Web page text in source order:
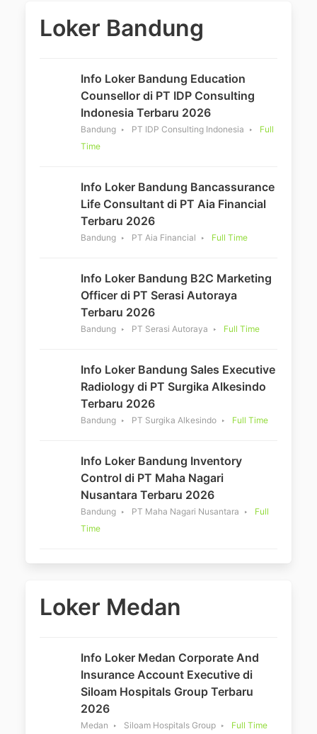
Loker Bandung
Info Loker Bandung Education
Counsellor di PT IDP Consulting
Indonesia Terbaru 2026
Bandung PT IDP Consulting Indonesia
Full
Time
Info Loker Bandung Bancassurance
Life Consultant di PT Aia Financial
Terbaru 2026
Bandung PT Aia Financial Full Time
Info Loker Bandung B2C Marketing
Officer di PT Serasi Autoraya
Terbaru 2026
Bandung PT Serasi Autoraya Full Time
Info Loker Bandung Sales Executive
Radiology di PT Surgika Alkesindo
Terbaru 2026
Bandung PT Surgika Alkesindo Full Time
Info Loker Bandung Inventory
Control di PT Maha Nagari
Nusantara Terbaru 2026
Bandung PT Maha Nagari Nusantara
Full
Time
Loker Medan
Info Loker Medan Corporate And
Insurance Account Executive di
Siloam Hospitals Group Terbaru
2026
Medan Siloam Hospitals Group Full Time